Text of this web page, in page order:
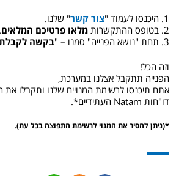
1. היכנסו לעמוד " צור קשר" שלנו.
2. בטופס ההתקשרות
מלאו פרטיכם המלאים.
3. תחת "נושא הפנייה" סמנו – "
בקשה
וזה הכל!
הפנייה תתקבל אצלנו במערכת,
אתם תיכנסו לרשימת המנויים שלנו ותקבלו את
דו"חות Natam העתידיים*.
*(ניתן להסיר את המנוי לרשימת התפוצה בכל עת).